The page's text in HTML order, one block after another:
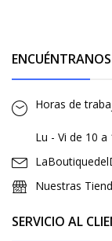
ENCUÉNTRANOS
Horas de
Lu - Vi de 10 a
Nuestras
SERVICIO AL